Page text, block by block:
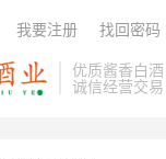
优质酱香白酒
诚信经营交易
我要注册 找回密码